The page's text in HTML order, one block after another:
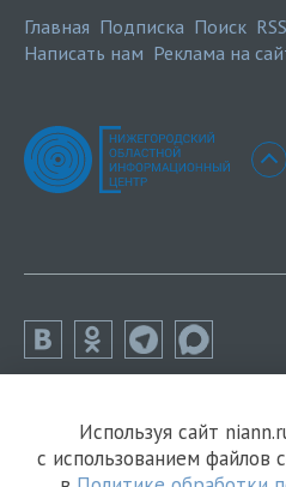
Главная Подписка Поиск RSS
Написать нам Реклама на
Используя сайт
с использованием файлов